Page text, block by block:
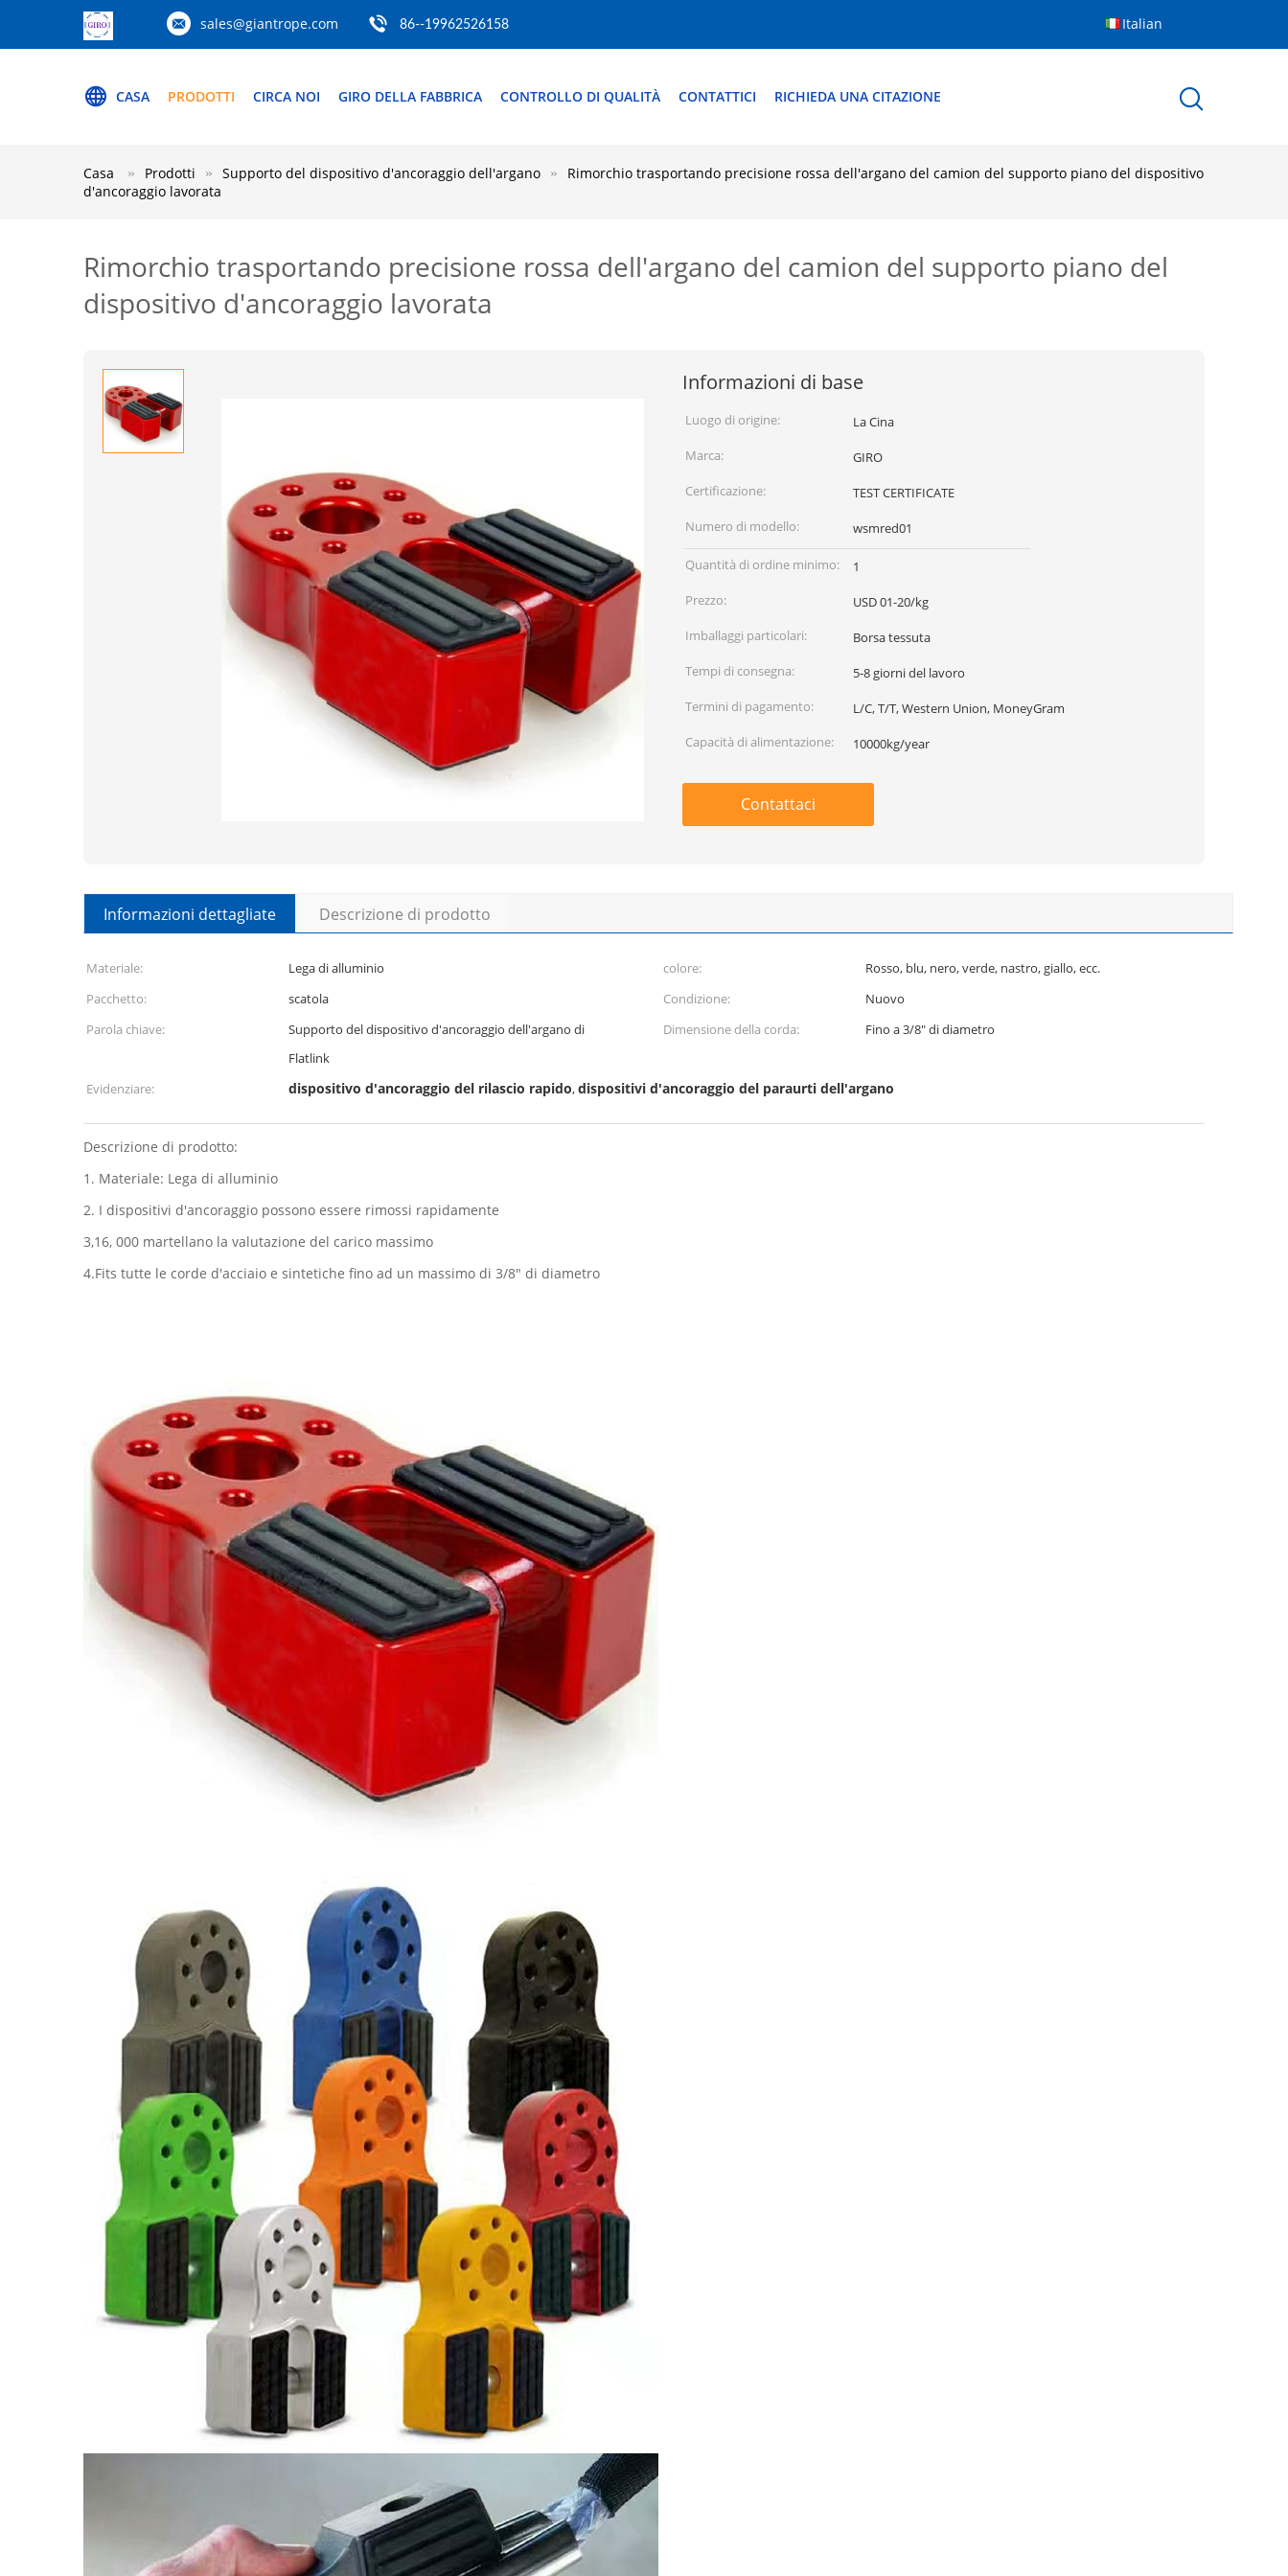
sales@giantrope.com 86--19962526158 Italian
CASA PRODOTTI CIRCA NOI GIRO DELLA FABBRICA CONTROLLO DI QUALITÀ CONTATTICI RICHIEDA UNA CITAZIONE
Casa Prodotti Supporto del dispositivo d'ancoraggio dell'argano
Rimorchio trasportando precisione rossa dell'argano del camion del supporto piano del dispositivo
d'ancoraggio lavorata
Rimorchio trasportando precisione rossa dell'argano del camion del supporto piano del
dispositivo d'ancoraggio lavorata
Informazioni di base
Luogo di origine:
La Cina
Marca:
GIRO
Certificazione:
TEST CERTIFICATE
Numero di modello:
wsmred01
Quantità di ordine minimo:
1
Prezzo:
USD 01-20/kg
Imballaggi particolari:
Borsa tessuta
Tempi di consegna:
5-8 giorni del lavoro
Termini di pagamento:
L/C, T/T, Western Union, MoneyGram
Capacità di alimentazione:
10000kg/year
Contattaci
Informazioni dettagliate Descrizione di prodotto
Materiale: Lega di alluminio colore:
Rosso, blu, nero, verde, nastro, giallo, ecc.
Pacchetto:
scatola Condizione:
Nuovo
Parola chiave:
Supporto del dispositivo d'ancoraggio dell'argano di
Flatlink
Dimensione della corda: Fino a 3/8" di diametro
Evidenziare: dispositivo d'ancoraggio del rilascio rapido,dispositivi d'ancoraggio del paraurti dell'argano
Descrizione di prodotto:
1. Materiale: Lega di alluminio
2. I dispositivi d'ancoraggio possono essere rimossi rapidamente
3,16, 000 martellano la valutazione del carico massimo
4.Fits tutte le corde d'acciaio e sintetiche fino ad un massimo di 3/8" di diametro